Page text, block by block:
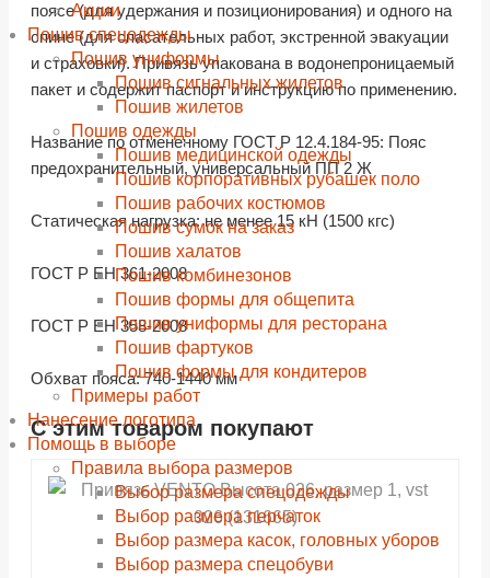
Акции
Пошив спецодежды
Пошив униформы
Пошив сигнальных жилетов
Пошив жилетов
Пошив одежды
Пошив медицинской одежды
Пошив корпоративных рубашек поло
Пошив рабочих костюмов
Пошив сумок на заказ
Пошив халатов
Пошив комбинезонов
Пошив формы для общепита
Пошив униформы для ресторана
Пошив фартуков
Пошив формы для кондитеров
Примеры работ
Нанесение логотипа
Помощь в выборе
Правила выбора размеров
Выбор размера спецодежды
Выбор размера перчаток
Выбор размера касок, головных уборов
Выбор размера спецобуви
поясе (для удержания и позиционирования) и одного на
спине (для спасательных работ, экстренной эвакуации
и страховки). Привязь упакована в водонепроницаемый
пакет и содержит паспорт и инструкцию по применению.
Название по отмененному ГОСТ Р 12.4.184-95: Пояс
предохранительный, универсальный ПП 2 Ж
Статическая нагрузка: не менее 15 кН (1500 кгс)
ГОСТ Р ЕН 361-2008
ГОСТ Р ЕН 358-2008
Обхват пояса: 740-1440 мм
С этим товаром покупают
shopping_cart В КОРЗИНУ
navigate_next
ПОДРОБНЕЕ
shopping_cart В КОРЗИНУ
navigate_next
ПОДРОБНЕЕ
shopping_cart В КОРЗИНУ
navigate_next
ПОДРОБНЕЕ
shopping_cart В КОРЗИНУ
navigate_next
ПОДРОБНЕЕ
shopping_cart В КОРЗИНУ
navigate_next
ПОДРОБНЕЕ
shopping_cart В КОРЗИНУ
navigate_next
ПОДРОБНЕЕ
shopping_cart В КОРЗИНУ
navigate_next
ПОДРОБНЕЕ
shopping_cart В КОРЗИНУ
navigate_next
ПОДРОБНЕЕ